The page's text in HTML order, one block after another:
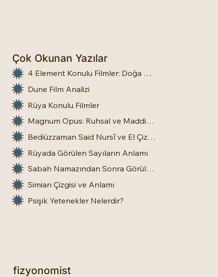
Çok Okunan Yazılar
4 Element Konulu Filmler: Doğa Üstü Güçler
Dune Film Analizi
Rüya Konulu Filmler
Magnum Opus: Ruhsal ve Maddi Dönüşümün Büyük Eseri
Bediüzzaman Said Nursî ve El Çizgileri: İnsan Doğasına Dair Bir Bakış
Rüyada Görülen Sayıların Anlamı
Sabah Namazından Sonra Görülen Rüya Gerçek Olur mu?
Simian Çizgisi ve Anlamı
Psişik Yetenekler Nelerdir?
fizyonomist